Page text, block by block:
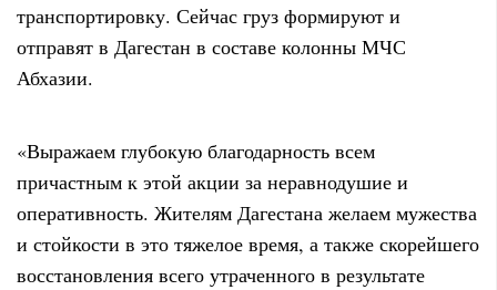
транспортировку. Сейчас груз формируют и
отправят в Дагестан в составе колонны МЧС
Абхазии.
«Выражаем глубокую благодарность всем
причастным к этой акции за неравнодушие и
оперативность. Жителям Дагестана желаем мужества
и стойкости в это тяжелое время, а также скорейшего
восстановления всего утраченного в результате